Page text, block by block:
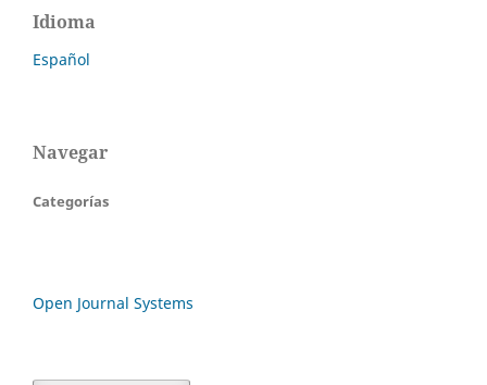
Idioma
Español
Navegar
Categorías
Open Journal Systems